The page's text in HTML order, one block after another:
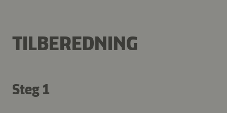
TILBEREDNING
Steg 1